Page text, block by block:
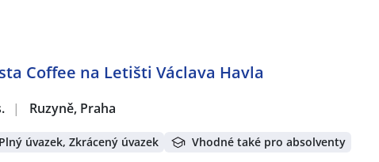
Coffee na Letišti Václava Havla
| Ruzyně, Praha
Plný úvazek, Zkrácený úvazek Vhodné také pro absolventy